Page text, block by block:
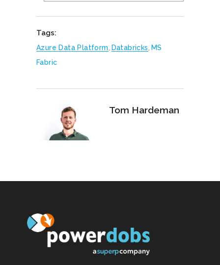
Tags:
Azure Data Platform Databricks
MS
Fabric
Tom Hardeman